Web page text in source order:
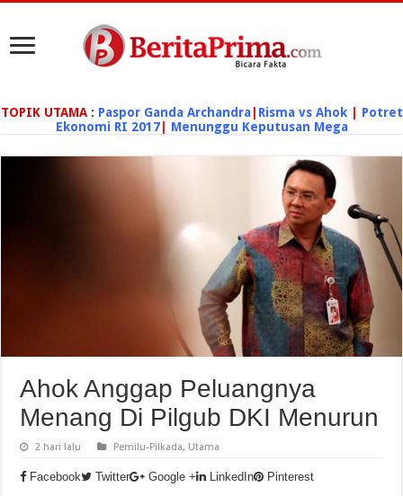
TOPIK UTAMA: Paspor Ganda Archandra| Risma vs Ahok
Potret
Ekonomi RI 2017| Menunggu Keputusan Mega
Ahok Anggap Peluangnya
Menang Di Pilgub DKI Menurun
2 hari lalu Pemilu-Pilkada, Utama
Facebook Twitter Google + LinkedIn Pinterest